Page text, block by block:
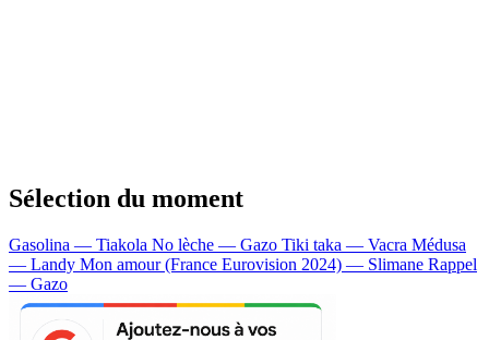
Sélection du moment
Gasolina — Tiakola No lèche — Gazo Tiki taka — Vacra Médusa
— Landy Mon amour (France Eurovision 2024) — Slimane Rappel
— Gazo